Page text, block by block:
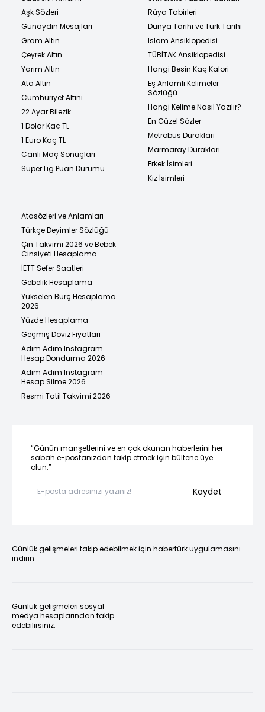
Aşk Sözleri
Günaydın Mesajları
Gram Altın
Çeyrek Altın
Yarım Altın
Ata Altın
Cumhuriyet Altını
22 Ayar Bilezik
1 Dolar Kaç TL
1 Euro Kaç TL
Canlı Maç Sonuçları
Süper Lig Puan Durumu
Rüya Tabirleri
Dünya Tarihi ve Türk Tarihi
İslam Ansiklopedisi
TÜBİTAK Ansiklopedisi
Hangi Besin Kaç Kalori
Eş Anlamlı Kelimeler
Sözlüğü
Hangi Kelime Nasıl Yazılır?
En Güzel Sözler
Metrobüs Durakları
Marmaray Durakları
Erkek İsimleri
Kız İsimleri
Atasözleri ve Anlamları
Türkçe Deyimler Sözlüğü
Çin Takvimi 2026 ve Bebek
Cinsiyeti Hesaplama
İETT Sefer Saatleri
Gebelik Hesaplama
Yükselen Burç Hesaplama
2026
Yüzde Hesaplama
Geçmiş Döviz Fiyatları
Adım Adım Instagram
Hesap Dondurma 2026
Adım Adım Instagram
Hesap Silme 2026
Resmi Tatil Takvimi 2026
“Günün manşetlerini ve en çok okunan haberlerini her
sabah e-postanızdan takip etmek için bültene üye
olun.”
Kaydet
Günlük gelişmeleri takip edebilmek için habertürk uygulamasını
indirin
Günlük gelişmeleri sosyal
medya hesaplarından takip
edebilirsiniz.